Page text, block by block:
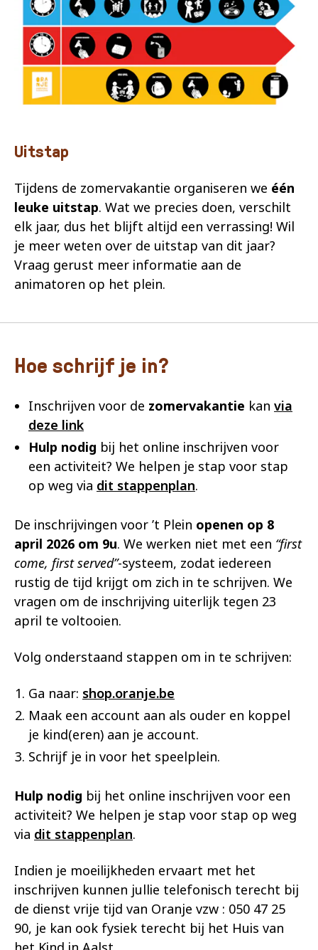
Uitstap
Tijdens de zomervakantie organiseren we één
leuke uitstap. Wat we precies doen, verschilt
elk jaar, dus het blijft altijd een verrassing! Wil
je meer weten over de uitstap van dit jaar?
Vraag gerust meer informatie aan de
animatoren op het plein.
Hoe schrijf je in?
Inschrijven voor de zomervakantie kan via
deze link
Hulp nodig bij het online inschrijven voor
een activiteit? We helpen je stap voor stap
op weg via dit stappenplan.
De inschrijvingen voor ’t Plein openen op 8
april 2026 om 9u. We werken niet met een “first
come, first served”-systeem, zodat iedereen
rustig de tijd krijgt om zich in te schrijven. We
vragen om de inschrijving uiterlijk tegen 23
april te voltooien.
Volg onderstaand stappen om in te schrijven:
Ga naar: shop.oranje.be
Maak een account aan als ouder en koppel
je kind(eren) aan je account.
Schrijf je in voor het speelplein.
Hulp nodig bij het online inschrijven voor een
activiteit? We helpen je stap voor stap op weg
via dit stappenplan.
Indien je moeilijkheden ervaart met het
inschrijven kunnen jullie telefonisch terecht bij
de dienst vrije tijd van Oranje vzw : 050 47 25
90, je kan ook fysiek terecht bij het Huis van